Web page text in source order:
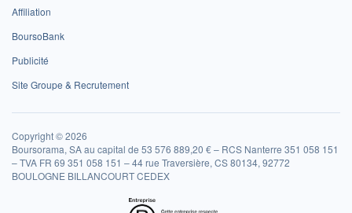
Affiliation
BoursoBank
Publicité
Site Groupe & Recrutement
Copyright © 2026
Boursorama, SA au capital de 53 576 889,20 € – RCS Nanterre 351 058 151
– TVA FR 69 351 058 151 – 44 rue Traversière, CS 80134, 92772
BOULOGNE BILLANCOURT CEDEX